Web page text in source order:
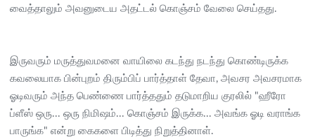
வைத்தாலும் அவனுடைய அதட்டல் கொஞ்சம் வேலை செய்தது.
இருவரும் மருத்துவமனை வாயிலை கடந்து நடந்து கொண்டிருக்க
கவலையாக பின்புறம் திரும்பிப் பார்த்தாள் தேவா, அவசர அவசரமாக
ஓடிவரும் அந்த பெண்ணை பார்த்ததும் தடுமாறிய குரலில் "ஹீரோ
ப்ளீஸ் ஒரு... ஒரு நிமிஷம்... கொஞ்சம் இருக்க... அவங்க ஓடி வராங்க
பாருங்க" என்று கைகளை பிடித்து நிறுத்தினாள்.